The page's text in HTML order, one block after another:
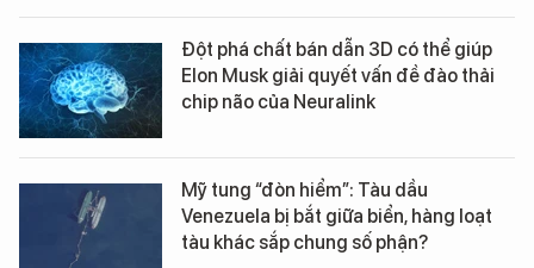
Đột phá chất bán dẫn 3D có thể giúp
Elon Musk giải quyết vấn đề đào thải
chip não của Neuralink
Mỹ tung “đòn hiểm”: Tàu dầu
Venezuela bị bắt giữa biển, hàng loạt
tàu khác sắp chung số phận?